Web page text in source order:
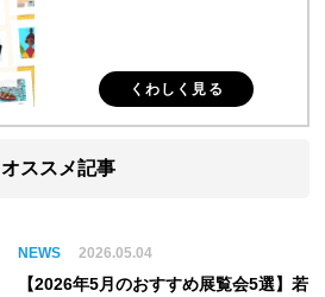
くわしく見る
オススメ記事
NEWS 2026.05.04
【2026年5月のおすすめ展覧会5選】若